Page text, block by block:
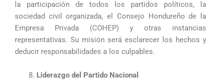
la participación de todos los partidos políticos, la
sociedad civil organizada, el Consejo Hondureño de la
Empresa Privada (COHEP) y otras instancias
representativas. Su misión será esclarecer los hechos y
deducir responsabilidades a los culpables.
Liderazgo del Partido Nacional